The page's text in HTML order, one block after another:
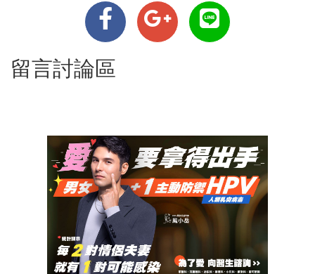
留言討論區